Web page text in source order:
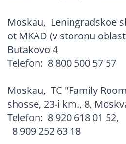
Moskau, Leningradskoe
ot MKAD (v storonu
Butakovo 4
Telefon: 8 800 500 57 57
Moskau, TC "Family
shosse, 23-i km., 8,
Telefon: 8 920 618 01 52,
8 909 252 63 18